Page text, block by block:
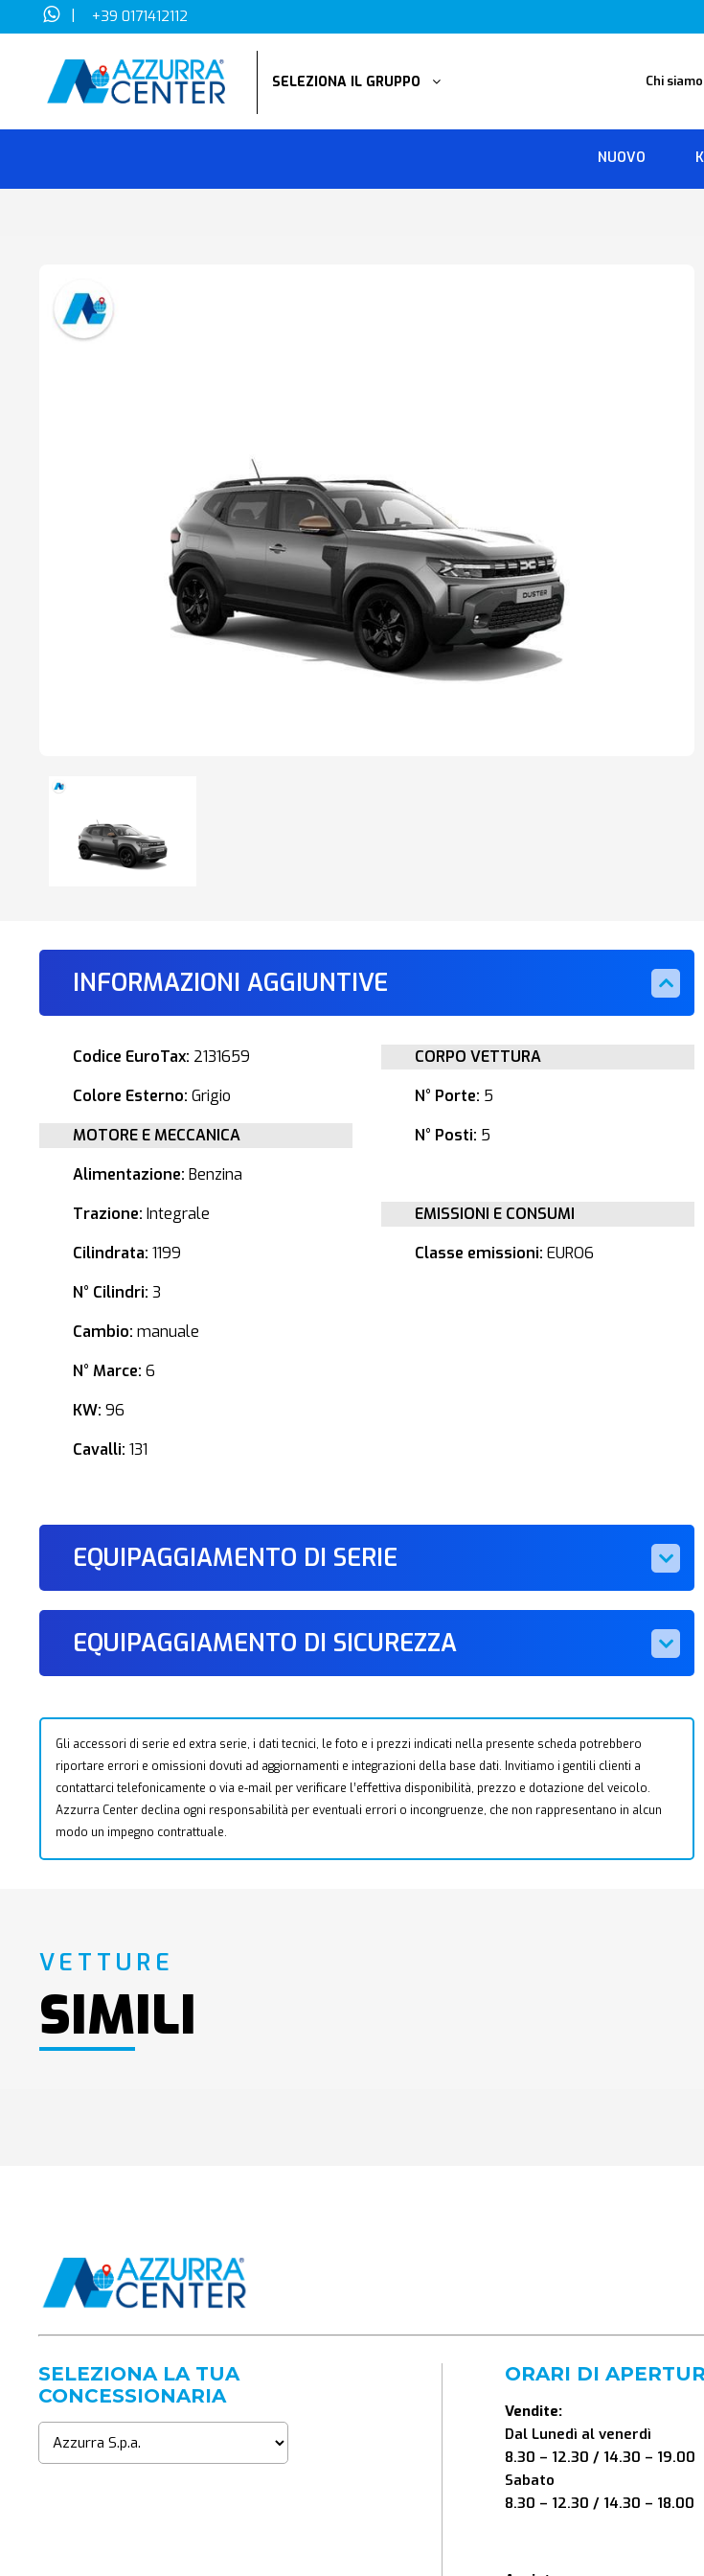
| +39 0171412112
SELEZIONA IL GRUPPO Chi siamo
NUOVO
INFORMAZIONI AGGIUNTIVE
Codice EuroTax: 2131659
Colore Esterno: Grigio
MOTORE E MECCANICA
Alimentazione: Benzina
Trazione: Integrale
Cilindrata: 1199
N° Cilindri: 3
Cambio: manuale
N° Marce: 6
KW: 96
Cavalli: 131
CORPO VETTURA
N° Porte: 5
N° Posti: 5
EMISSIONI E CONSUMI
Classe emissioni: EURO6
EQUIPAGGIAMENTO DI SERIE
EQUIPAGGIAMENTO DI SICUREZZA
Gli accessori di serie ed extra serie, i dati tecnici, le foto e i prezzi indicati nella presente scheda potrebbero
riportare errori e omissioni dovuti ad aggiornamenti e integrazioni della base dati. Invitiamo i gentili clienti a
contattarci telefonicamente o via e-mail per verificare l’effettiva disponibilità, prezzo e dotazione del veicolo.
Azzurra Center declina ogni responsabilità per eventuali errori o incongruenze, che non rappresentano in alcun
modo un impegno contrattuale.
VETTURE
SIMILI
SELEZIONA LA TUA
CONCESSIONARIA
ORARI DI
Vendite:
Dal Lunedì al venerdì
8.30 – 12.30 / 14.30 – 19.00
Sabato
8.30 – 12.30 / 14.30 – 18.00